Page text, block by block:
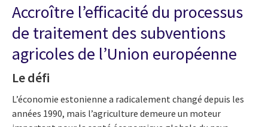
Accroître l’efficacité du processus
de traitement des subventions
agricoles de l’Union européenne
Le défi
L’économie estonienne a radicalement changé depuis les
années 1990, mais l’agriculture demeure un moteur